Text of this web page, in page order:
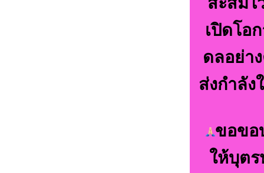
เปิดโอ
ดลอย่า
ส่งกำลัง
ขอขอ
ให้บุต